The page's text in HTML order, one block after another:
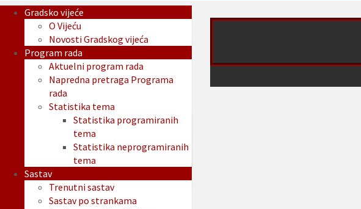
Gradsko vijeće
O Vijeću
Novosti Gradskog vijeća
Program rada
Aktuelni program rada
Napredna pretraga Programa
rada
Statistika tema
Statistika programiranih
tema
Statistika neprogramiranih
tema
Sastav
Trenutni sastav
Sastav po strankama